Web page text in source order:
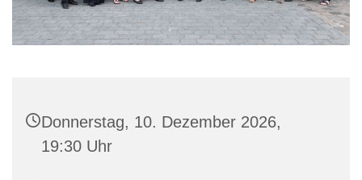
Donnerstag, 10. Dezember 2026,
19:30 Uhr